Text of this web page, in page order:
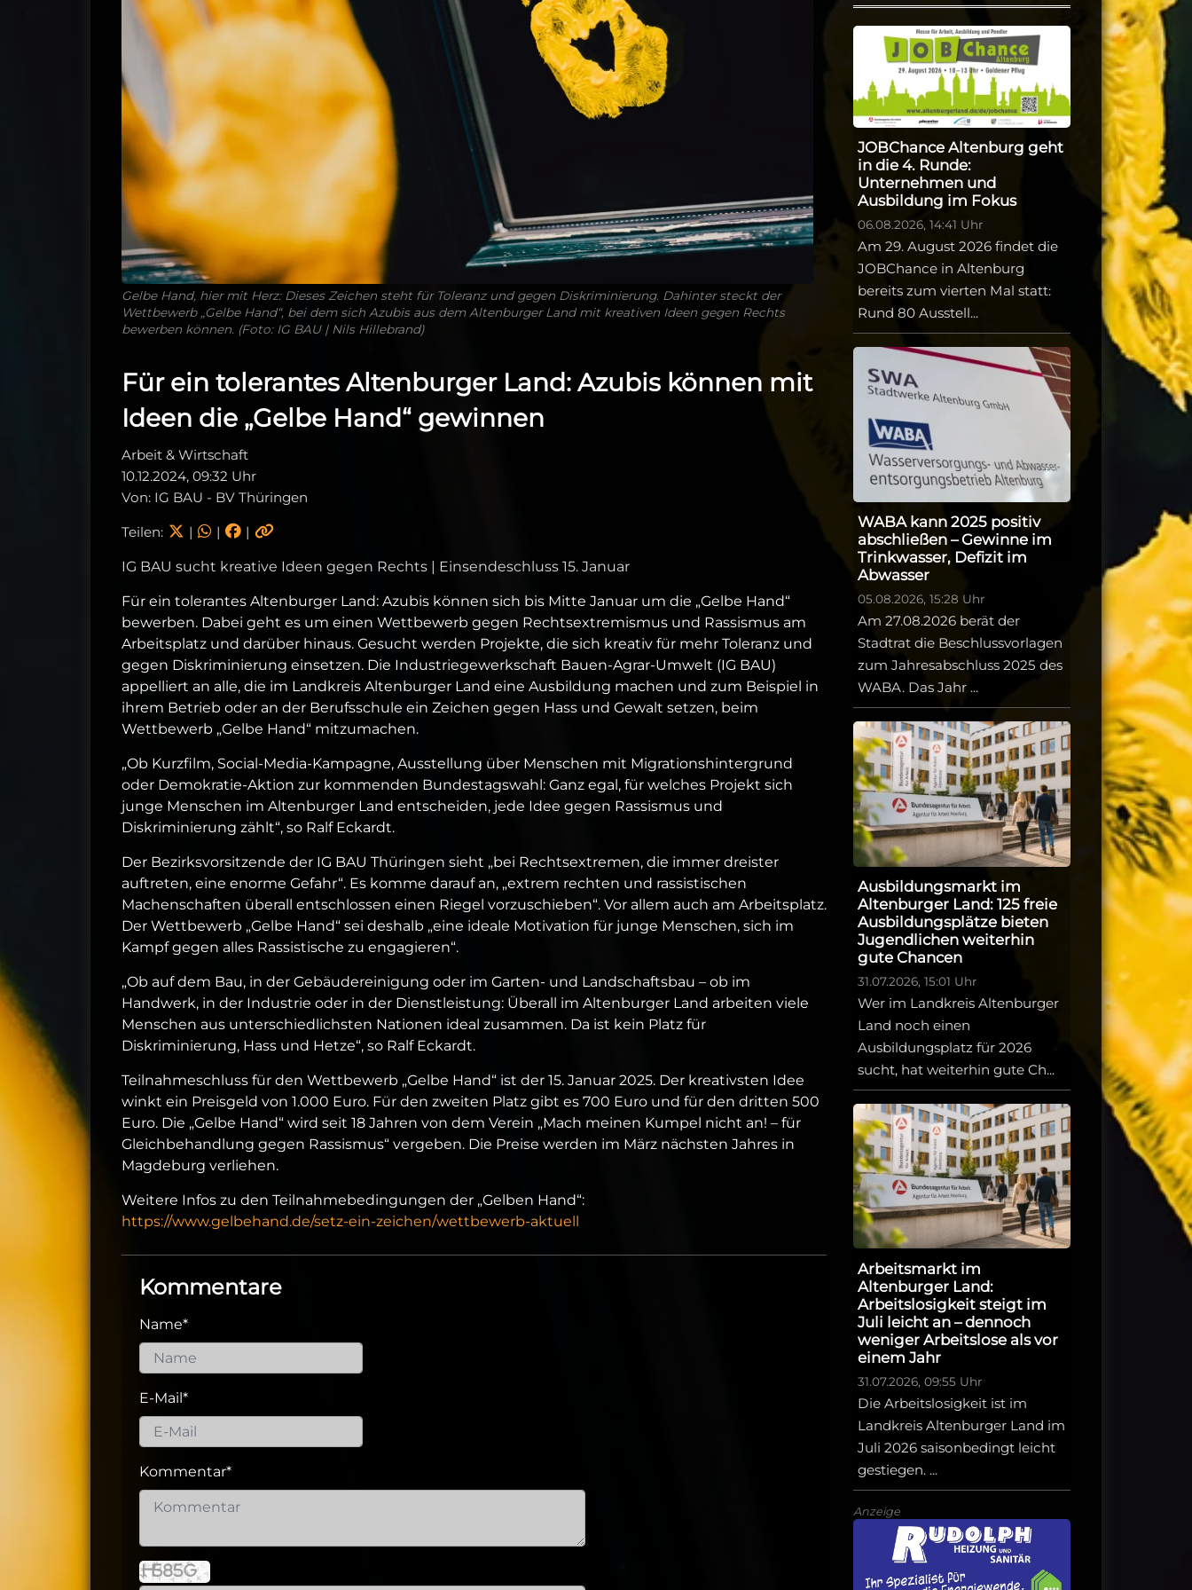
Gelbe Hand, hier mit Herz: Dieses Zeichen steht für Toleranz und gegen Diskriminierung. Dahinter steckt der
Wettbewerb „Gelbe Hand“, bei dem sich Azubis aus dem Altenburger Land mit kreativen Ideen gegen Rechts
bewerben können. (Foto: IG BAU | Nils Hillebrand)
Für ein tolerantes Altenburger Land: Azubis können mit
Ideen die „Gelbe Hand“ gewinnen
Arbeit & Wirtschaft
10.12.2024, 09:32 Uhr
Von: IG BAU - BV Thüringen
Teilen: | | |
IG BAU sucht kreative Ideen gegen Rechts | Einsendeschluss 15. Januar
Für ein tolerantes Altenburger Land: Azubis können sich bis Mitte Januar um die „Gelbe Hand“
bewerben. Dabei geht es um einen Wettbewerb gegen Rechtsextremismus und Rassismus am
Arbeitsplatz und darüber hinaus. Gesucht werden Projekte, die sich kreativ für mehr Toleranz und
gegen Diskriminierung einsetzen. Die Industriegewerkschaft Bauen-Agrar-Umwelt (IG BAU)
appelliert an alle, die im Landkreis Altenburger Land eine Ausbildung machen und zum Beispiel in
ihrem Betrieb oder an der Berufsschule ein Zeichen gegen Hass und Gewalt setzen, beim
Wettbewerb „Gelbe Hand“ mitzumachen.
„Ob Kurzfilm, Social-Media-Kampagne, Ausstellung über Menschen mit Migrationshintergrund
oder Demokratie-Aktion zur kommenden Bundestagswahl: Ganz egal, für welches Projekt sich
junge Menschen im Altenburger Land entscheiden, jede Idee gegen Rassismus und
Diskriminierung zählt“, so Ralf Eckardt.
Der Bezirksvorsitzende der IG BAU Thüringen sieht „bei Rechtsextremen, die immer dreister
auftreten, eine enorme Gefahr“. Es komme darauf an, „extrem rechten und rassistischen
Machenschaften überall entschlossen einen Riegel vorzuschieben“. Vor allem auch am Arbeitsplatz.
Der Wettbewerb „Gelbe Hand“ sei deshalb „eine ideale Motivation für junge Menschen, sich im
Kampf gegen alles Rassistische zu engagieren“.
„Ob auf dem Bau, in der Gebäudereinigung oder im Garten- und Landschaftsbau – ob im
Handwerk, in der Industrie oder in der Dienstleistung: Überall im Altenburger Land arbeiten viele
Menschen aus unterschiedlichsten Nationen ideal zusammen. Da ist kein Platz für
Diskriminierung, Hass und Hetze“, so Ralf Eckardt.
Teilnahmeschluss für den Wettbewerb „Gelbe Hand“ ist der 15. Januar 2025. Der kreativsten Idee
winkt ein Preisgeld von 1.000 Euro. Für den zweiten Platz gibt es 700 Euro und für den dritten 500
Euro. Die „Gelbe Hand“ wird seit 18 Jahren von dem Verein „Mach meinen Kumpel nicht an! – für
Gleichbehandlung gegen Rassismus“ vergeben. Die Preise werden im März nächsten Jahres in
Magdeburg verliehen.
Weitere Infos zu den Teilnahmebedingungen der „Gelben Hand“:
https://www.gelbehand.de/setz-ein-zeichen/wettbewerb-aktuell
Kommentare
Name*
E-Mail *
Kommentar*
JOBChance Altenburg geht
in die 4. Runde:
Unternehmen und
Ausbildung im Fokus
06.08.2026, 14:41 Uhr
Am 29. August 2026 findet die
JOBChance in Altenburg
bereits zum vierten Mal statt:
Rund 80 Ausstell...
WABA kann 2025 positiv
abschließen – Gewinne im
Trinkwasser, Defizit im
Abwasser
05.08.2026, 15:28 Uhr
Am 27.08.2026 berät der
Stadtrat die Beschlussvorlagen
zum Jahresabschluss 2025 des
WABA. Das Jahr ...
Ausbildungsmarkt im
Altenburger Land: 125 freie
Ausbildungsplätze bieten
Jugendlichen weiterhin
gute Chancen
31.07.2026, 15:01 Uhr
Wer im Landkreis Altenburger
Land noch einen
Ausbildungsplatz für 2026
sucht, hat weiterhin gute Ch...
Arbeitsmarkt im
Altenburger Land:
Arbeitslosigkeit steigt im
Juli leicht an – dennoch
weniger Arbeitslose als vor
einem Jahr
31.07.2026, 09:55 Uhr
Die Arbeitslosigkeit ist im
Landkreis Altenburger Land im
Juli 2026 saisonbedingt leicht
gestiegen. ...
Anzeige